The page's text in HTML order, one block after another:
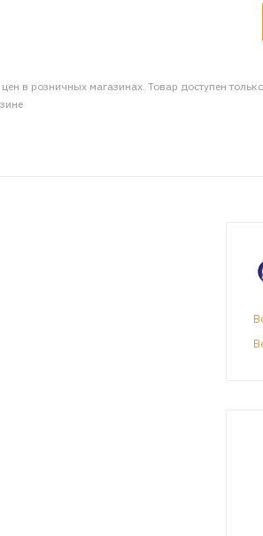
цен в розничных магазинах. Товар доступен